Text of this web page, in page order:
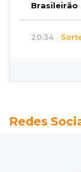
Brasileirão
20:34
São
Redes